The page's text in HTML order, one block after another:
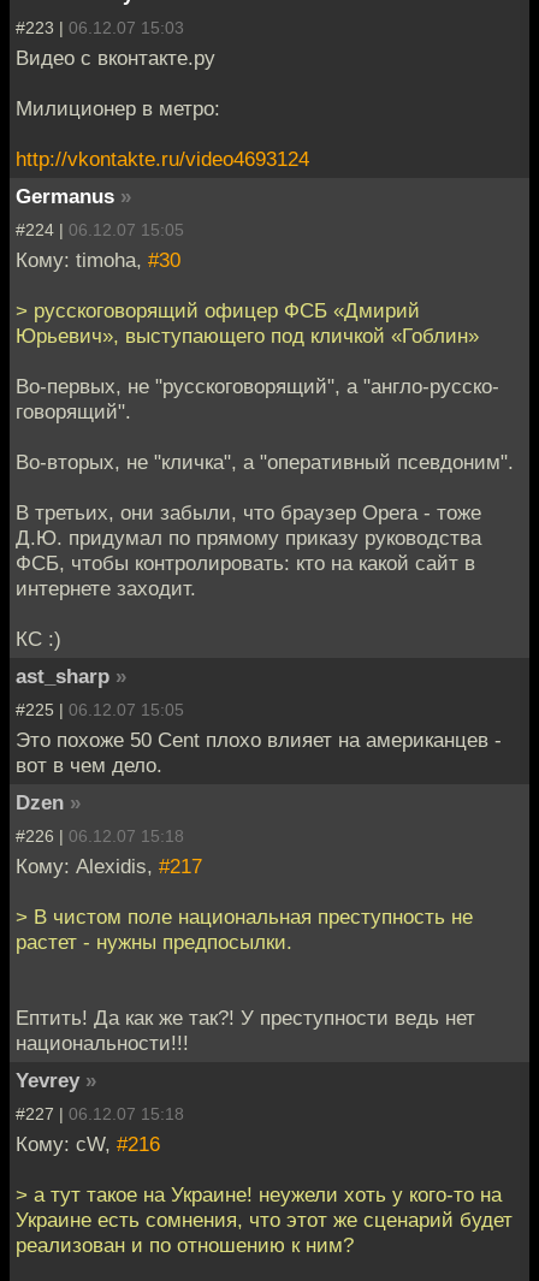
#223 | 06.12.07 15:03
Видео с вконтакте.ру
Милиционер в метро:
http://vkontakte.ru/video4693124
Germanus »
#224 | 06.12.07 15:05
Кому: timoha, #30
> русскоговорящий офицер ФСБ «Дмирий
Юрьевич», выступающего под кличкой «Гоблин»
Во-первых, не "русскоговорящий", а "англо-русско-
говорящий".
Во-вторых, не "кличка", а "оперативный псевдоним".
В третьих, они забыли, что браузер Opera - тоже
Д.Ю. придумал по прямому приказу руководства
ФСБ, чтобы контролировать: кто на какой сайт в
интернете заходит.
КС :)
ast_sharp »
#225 | 06.12.07 15:05
Это похоже 50 Cent плохо влияет на американцев -
вот в чем дело.
Dzen »
#226 | 06.12.07 15:18
Кому: Alexidis, #217
> В чистом поле национальная преступность не
растет - нужны предпосылки.
Ептить! Да как же так?! У преступности ведь нет
национальности!!!
Yevrey »
#227 | 06.12.07 15:18
Кому: cW, #216
> а тут такое на Украине! неужели хоть у кого-то на
Украине есть сомнения, что этот же сценарий будет
реализован и по отношению к ним?